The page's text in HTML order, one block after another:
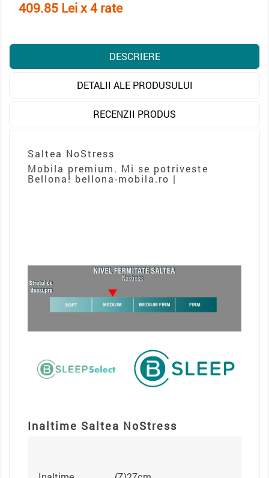
409.85 Lei x 4 rate
DESCRIERE
DETALII ALE PRODUSULUI
RECENZII PRODUS
Saltea NoStress
Mobila premium. Mi se potriveste
Bellona! bellona-mobila.ro |
Inaltime Saltea NoStress